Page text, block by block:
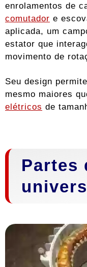
enrolamentos de
comutador e
aplicada, um
estator que
movimento de
Seu design
mesmo maiores
elétricos de
Partes